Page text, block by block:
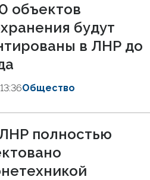
объектов
будут
в ЛНР до
Общество
полностью